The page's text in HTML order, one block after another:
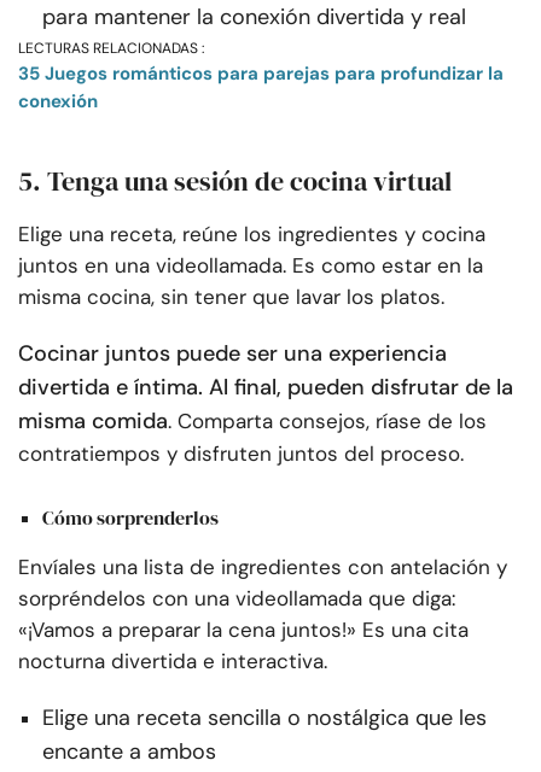
para mantener la conexión divertida y real
LECTURAS RELACIONADAS :
35 Juegos románticos para parejas para profundizar la
conexión
5. Tenga una sesión de cocina virtual
Elige una receta, reúne los ingredientes y cocina
juntos en una videollamada. Es como estar en la
misma cocina, sin tener que lavar los platos.
Cocinar juntos puede ser una experiencia
divertida e íntima. Al final, pueden disfrutar de la
misma comida. Comparta consejos, ríase de los
contratiempos y disfruten juntos del proceso.
Cómo sorprenderlos
Envíales una lista de ingredientes con antelación y
sorpréndelos con una videollamada que diga:
«¡Vamos a preparar la cena juntos!» Es una cita
nocturna divertida e interactiva.
Elige una receta sencilla o nostálgica que les
encante a ambos